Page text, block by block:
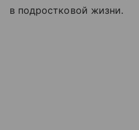
в подростковой жизни.